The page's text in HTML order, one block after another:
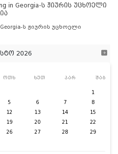
in Georgia-ს ჟიურის უცხოელი
Georgia-ს ჟიურის უცხოელი
2026
ოთხ ხუთ პარ შაბ
1
5 6 7
8
12 13 14
15
19 20 21
22
26 27 28
29